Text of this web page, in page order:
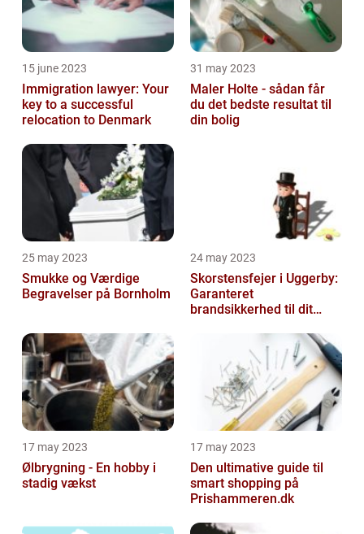
15 june 2023
Immigration lawyer: Your
key to a successful
relocation to Denmark
31 may 2023
Maler Holte - sådan får
du det bedste resultat til
din bolig
25 may 2023
Smukke og Værdige
Begravelser på Bornholm
24 may 2023
Skorstensfejer i Uggerby:
Garanteret
brandsikkerhed til dit
17 may 2023
Ølbrygning - En hobby i
stadig vækst
17 may 2023
Den ultimative guide til
smart shopping på
Prishammeren.dk